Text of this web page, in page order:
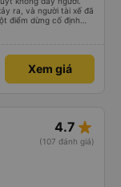
ra, và người tài xế đã
điểm dừng cố định
Xem giá
4.7 star_rate
(107 đánh giá)